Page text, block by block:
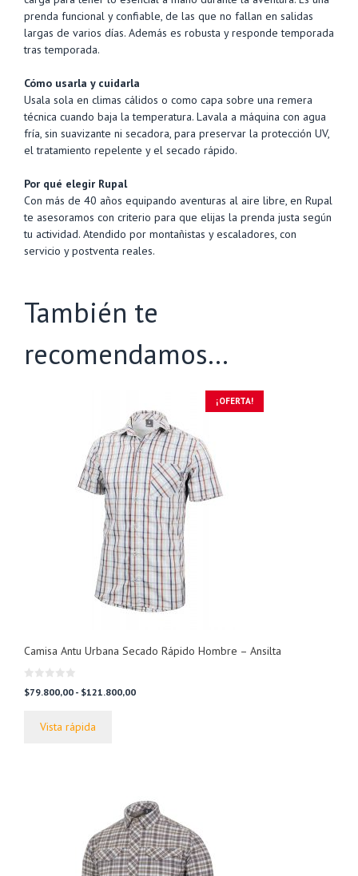
prenda funcional y confiable, de las que no fallan en salidas
largas de varios días. Además es robusta y responde temporada
tras temporada.
Cómo usarla y cuidarla
Usala sola en climas cálidos o como capa sobre una remera
técnica cuando baja la temperatura. Lavala a máquina con agua
fría, sin suavizante ni secadora, para preservar la protección UV,
el tratamiento repelente y el secado rápido.
Por qué elegir Rupal
Con más de 40 años equipando aventuras al aire libre, en Rupal
te asesoramos con criterio para que elijas la prenda justa según
tu actividad. Atendido por montañistas y escaladores, con
servicio y postventa reales.
También te
recomendamos…
¡OFERTA!
Camisa Antu Urbana Secado Rápido Hombre – Ansilta
0
d
$79.800,00 - $121.800,00Rango
Vista rápida